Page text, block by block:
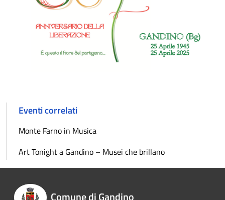
Eventi correlati
Monte Farno in Musica
Art Tonight a Gandino – Musei che brillano
Comune di Gandino